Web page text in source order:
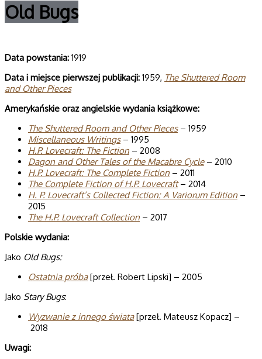
Old Bugs
Data powstania: 1919
Data i miejsce pierwszej publikacji: 1959, The Shuttered Room
and Other Pieces
Amerykańskie oraz angielskie wydania książkowe:
The Shuttered Room and Other Pieces– 1959
Miscellaneous Writings– 1995
H.P. Love­craft: The Fic­tion – 2008
Dagon and Other Tales of the Macabre Cycle – 2010
H.P. Love­craft: The Complete Fic­tion – 2011
The Complete Fiction of H.P. Lovecraft– 2014
H. P. Lovecraft’s Collected Fiction: A Variorum Edition –
2015
The H.P. Lovecraft Collection – 2017
Polskie wydania:
Jako Old Bugs:
Ostatnia próba[przeł. Robert Lipski] – 2005
Jako Stary Bugs:
Wyzwanie z innego świata [przeł. Mateusz Kopacz] –
2018
Uwagi: